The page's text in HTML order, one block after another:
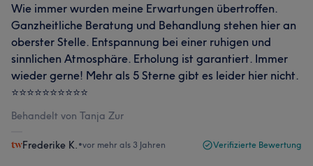
Wie immer wurden meine Erwartungen übertroffen.
Ganzheitliche Beratung und Behandlung stehen hier an
oberster Stelle. Entspannung bei einer ruhigen und
sinnlichen Atmosphäre. Erholung ist garantiert. Immer
wieder gerne! Mehr als 5 Sterne gibt es leider hier nicht.
⭐️⭐️⭐️⭐️⭐️⭐️⭐️⭐️⭐️⭐️
Behandelt von Tanja Zur
Frederike K. •vor mehr als 3 Jahren Verifizierte Bewertung